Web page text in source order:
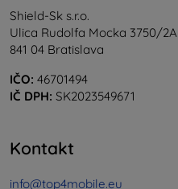
Shield-Sk s.r.o.
Ulica Rudolfa Mocka 3750/2A
841 04 Bratislava
IČO: 46701494
IČ DPH: SK2023549671
Kontakt
info@top4mobile.eu